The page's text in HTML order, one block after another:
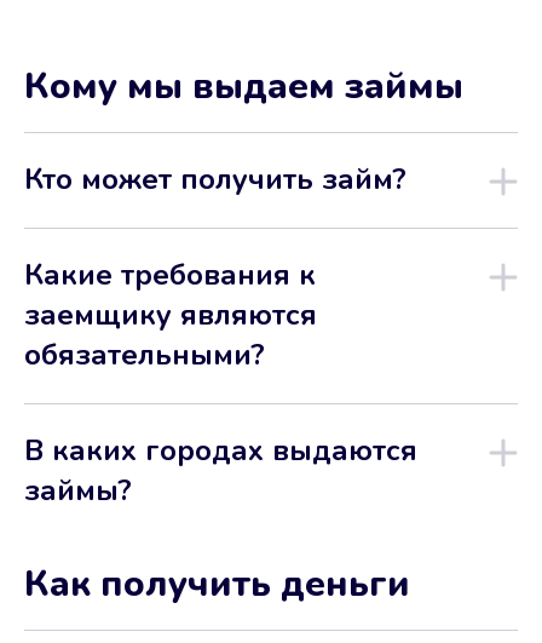
Кому мы выдаем займы
Кто может получить займ?
Какие требования к
заемщику являются
обязательными?
В каких городах выдаются
займы?
Как получить деньги